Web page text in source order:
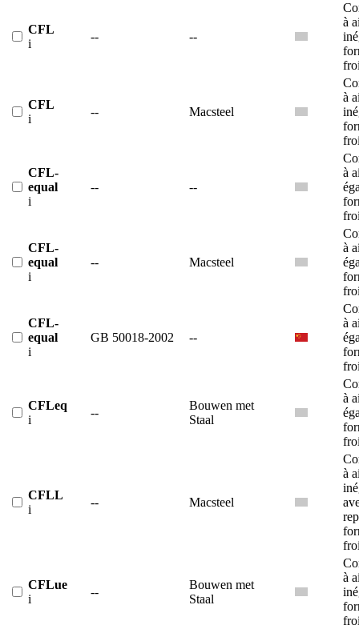
CFL
i
-- --
à
CFL
i
-- Macsteel
à
CFL-
equal
i
-- --
à
CFL-
equal
i
-- Macsteel
à
CFL-
equal
i
GB 50018-2002 --
à
CFLeq
i
--
Bouwen met
Staal
à
CFLL
i
-- Macsteel
à
CFLue
i
--
Bouwen met
Staal
à